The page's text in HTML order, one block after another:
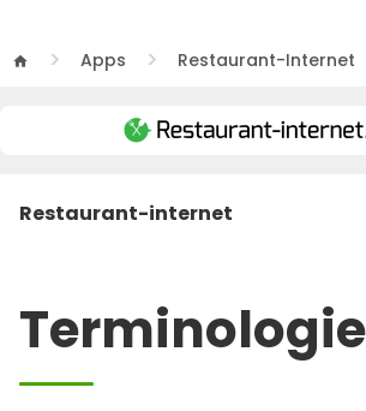
home Apps Restaurant-Internet
Restaurant-internet
Terminologie